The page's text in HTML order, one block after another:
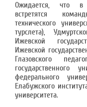
Ожидается, что в
встретятся
технического
турслета),
Ижевской
Ижевской
Глазовского
государственного
федерального
Елабужского
университета.